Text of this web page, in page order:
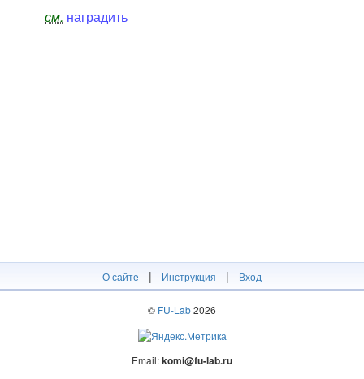
см. наградить
О сайте | Инструкция | Вход
© FU-Lab2026
Email:komi@fu-lab.ru